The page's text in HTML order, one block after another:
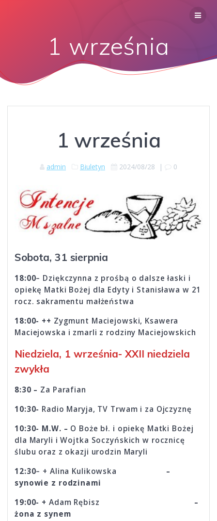
1 września
1 września
admin Biuletyn 2024/08/28 | 0
Sobota, 31 sierpnia
18:00– Dziękczynna z prośbą o dalsze łaski i
opiekę Matki Bożej dla Edyty i Stanisława w 21
rocz. sakramentu małżeństwa
18:00- ++ Zygmunt Maciejowski, Ksawera
Maciejowska i zmarli z rodziny Maciejowskich
Niedziela, 1 września- XXII niedziela
zwykła
8:30 – Za Parafian
10:30- Radio Maryja, TV Trwam i za Ojczyznę
10:30- M.W. – O Boże bł. i opiekę Matki Bożej
dla Maryli i Wojtka Soczyńskich w rocznicę
ślubu oraz z okazji urodzin Maryli
12:30– + Alina Kulikowska –
synowie z rodzinami
19:00- + Adam Rębisz –
żona z synem